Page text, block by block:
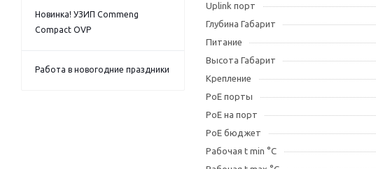
Uplink порт
Глубина Габарит
Питание
Высота Габарит
Крепление
PoE порты
PoE на порт
PoE бюджет
Рабочая t min °C
Новинка! УЗИП Commeng
Compact OVP
Работа в новогодние праздники